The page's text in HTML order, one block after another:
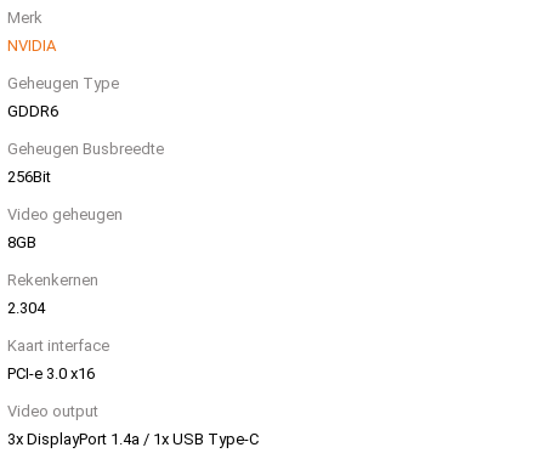
Merk
NVIDIA
Geheugen Type
GDDR6
Geheugen Busbreedte
256Bit
Video geheugen
8GB
Rekenkernen
2.304
Kaart interface
PCI-e 3.0 x16
Video output
3x DisplayPort 1.4a / 1x USB Type-C